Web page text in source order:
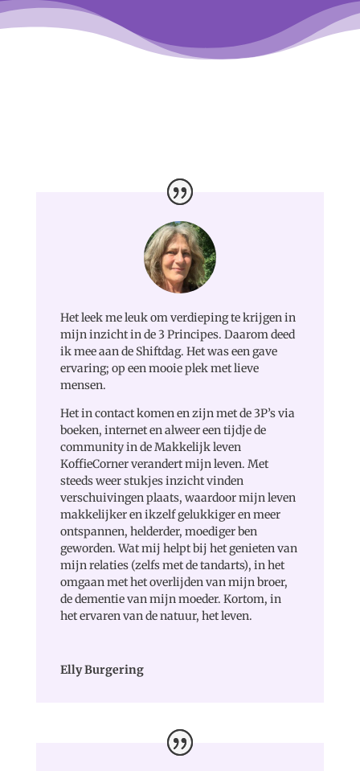
Het leek me leuk om verdieping te krijgen in
mijn inzicht in de 3 Principes. Daarom deed
ik mee aan de Shiftdag. Het was een gave
ervaring; op een mooie plek met lieve
mensen.
Het in contact komen en zijn met de 3P’s via
boeken, internet en alweer een tijdje de
community in de Makkelijk leven
KoffieCorner verandert mijn leven. Met
steeds weer stukjes inzicht vinden
verschuivingen plaats, waardoor mijn leven
makkelijker en ikzelf gelukkiger en meer
ontspannen, helderder, moediger ben
geworden. Wat mij helpt bij het genieten van
mijn relaties (zelfs met de tandarts), in het
omgaan met het overlijden van mijn broer,
de dementie van mijn moeder. Kortom, in
het ervaren van de natuur, het leven.
Elly Burgering